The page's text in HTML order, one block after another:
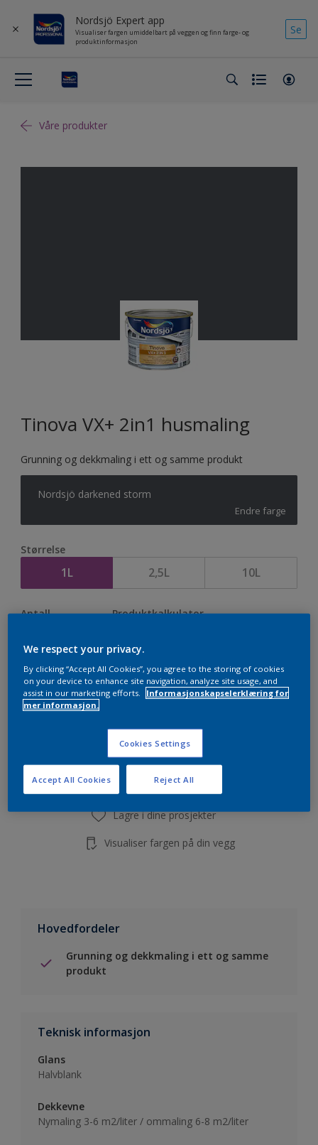
Nordsjö Expert app
Visualiser fargen umiddelbart på veggen og finn farge- og
produktinformasjon
Se
Våre produkter
Tinova VX+ 2in1 husmaling
Grunning og dekkmaling i ett og samme produkt
Nordsjö darkened storm
Endre farge
Størrelse
1L 2,5L 10L
Antall Produktkalkulator
Legg i handleliste
Finn en forhandler
Lagre i dine prosjekter
Visualiser fargen på din vegg
Hovedfordeler
Grunning og dekkmaling i ett og samme
produkt
Teknisk informasjon
Glans
Halvblank
Dekkevne
Nymaling 3-6 m2/liter / ommaling 6-8 m2/liter
We respect your privacy.
By clicking “Accept All Cookies”, you agree to the storing of cookies
on your device to enhance site navigation, analyze site usage, and
assist in our marketing efforts.
Informasjonskapselerklæring for
mer informasjon.
Cookies Settings
Reject All
Accept All Cookies